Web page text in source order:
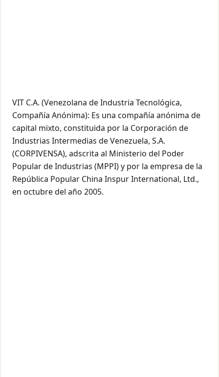
VIT C.A. (Venezolana de Industria Tecnológica,
Compañía Anónima): Es una compañía anónima de
capital mixto, constituida por la Corporación de
Industrias Intermedias de Venezuela, S.A.
(CORPIVENSA), adscrita al Ministerio del Poder
Popular de Industrias (MPPI) y por la empresa de la
República Popular China Inspur International, Ltd.,
en octubre del año 2005.